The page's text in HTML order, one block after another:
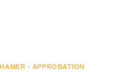
HAMER - APPROBATION